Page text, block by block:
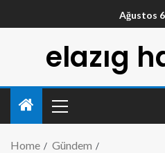
Ağustos
elazıg
Home
Gündem